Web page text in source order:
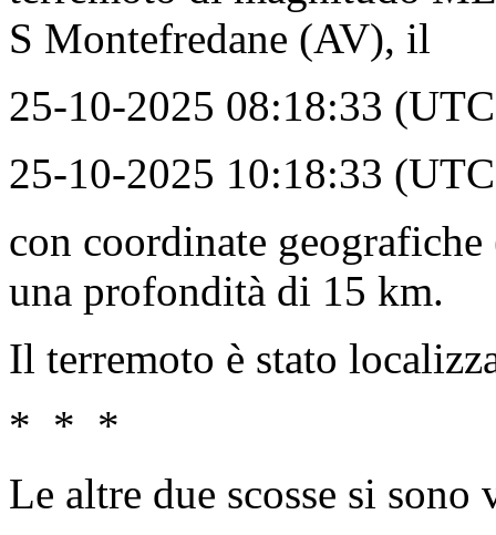
S Montefredane (AV), il
25-10-2025 08:18:33
25-10-2025 10:18:33
con coordinate
una profondità di 15 km.
Il terremoto è stato
* * *
Le altre due scosse si